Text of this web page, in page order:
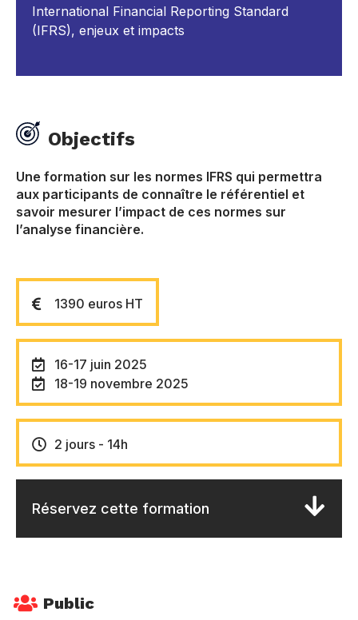
International Financial Reporting Standard
(IFRS), enjeux et impacts
Objectifs
Une formation sur les normes IFRS qui permettra
aux participants de connaître le référentiel et
savoir mesurer l’impact de ces normes sur
l’analyse financière.
1390 euros HT
16-17 juin 2025
18-19 novembre 2025
2 jours - 14h
Réservez cette formation
Public